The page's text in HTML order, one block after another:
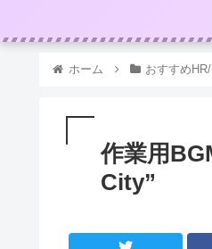
ホーム おすすめ
作業用
City”